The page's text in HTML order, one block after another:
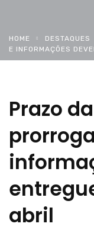
HOME DESTAQUES
E INFORMAÇÕES
Prazo
abril